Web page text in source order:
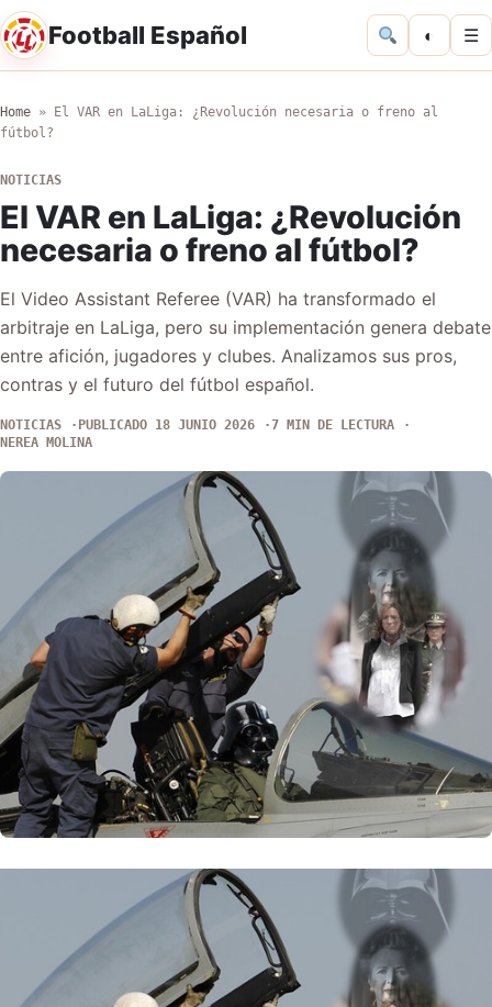
Football Español ◐ ☰
Home »
El VAR en LaLiga: ¿Revolución necesaria o freno al
fútbol?
NOTICIAS
El VAR en LaLiga: ¿Revolución
necesaria o freno al fútbol?
El Video Assistant Referee (VAR) ha transformado el
arbitraje en LaLiga, pero su implementación genera debate
entre afición, jugadores y clubes. Analizamos sus pros,
contras y el futuro del fútbol español.
NOTICIAS PUBLICADO 18 JUNIO 2026
7 MIN DE LECTURA
NEREA MOLINA